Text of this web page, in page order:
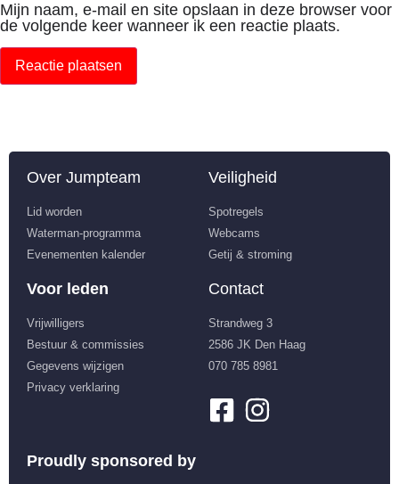
Mijn naam, e-mail en site opslaan in deze browser voor
de volgende keer wanneer ik een reactie plaats.
Over Jumpteam
Lid worden
Waterman-programma
Evenementen kalender
Veiligheid
Spotregels
Webcams
Getij & stroming
Voor leden
Vrijwilligers
Bestuur & commissies
Gegevens wijzigen
Privacy verklaring
Contact
Strandweg 3
2586 JK Den Haag
070 785 8981
Proudly sponsored by